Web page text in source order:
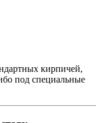
кирпичей,
под специальные